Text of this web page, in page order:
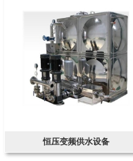
恒压变频供水设备